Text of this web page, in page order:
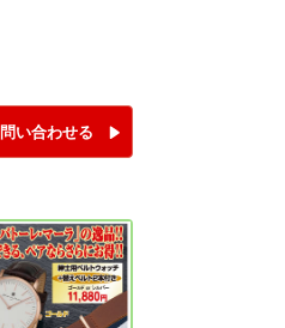
問い合わせる